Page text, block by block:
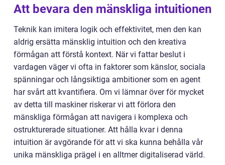
Att bevara den mänskliga intuitionen
Teknik kan imitera logik och effektivitet, men den kan
aldrig ersätta mänsklig intuition och den kreativa
förmågan att förstå kontext. När vi fattar beslut i
vardagen väger vi ofta in faktorer som känslor, sociala
spänningar och långsiktiga ambitioner som en agent
har svårt att kvantifiera. Om vi lämnar över för mycket
av detta till maskiner riskerar vi att förlora den
mänskliga förmågan att navigera i komplexa och
ostrukturerade situationer. Att hålla kvar i denna
intuition är avgörande för att vi ska kunna behålla vår
unika mänskliga prägel i en alltmer digitaliserad värld.